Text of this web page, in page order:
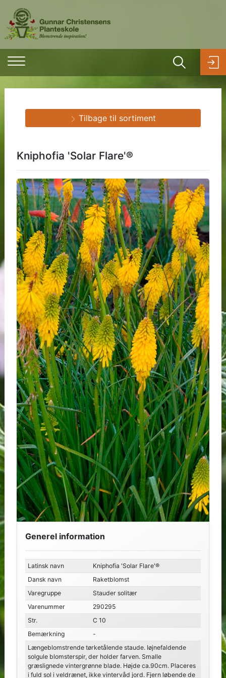
Kniphofia 'Solar Flare'®
Generel information
Latinsk navn
Kniphofia 'Solar Flare'®
Dansk navn
Raketblomst
Varegruppe
Stauder solitær
Varenummer
290295
Str.
C 10
Bemærkning
-
Længeblomstrende tørketålende staude. Iøjnefaldende
solgule blomsterspir, der holder farven. Smalle
græslignede vintergrønne blade. Højde ca.90cm. Placeres
i fuld sol i veldrænet, ikke vintervåd jord. Fjern løbende de
Tilbage til sortiment